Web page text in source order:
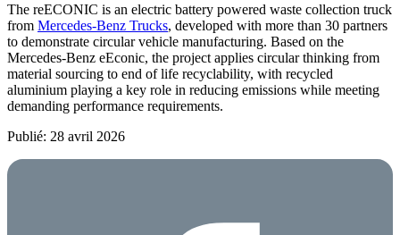
The reECONIC is an electric battery powered waste collection truck
from Mercedes‑Benz Trucks, developed with more than 30 partners
to demonstrate circular vehicle manufacturing. Based on the
Mercedes‑Benz eEconic, the project applies circular thinking from
material sourcing to end of life recyclability, with recycled
aluminium playing a key role in reducing emissions while meeting
demanding performance requirements.
Publié: 28 avril 2026